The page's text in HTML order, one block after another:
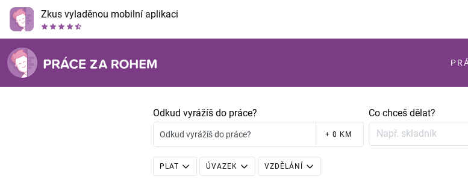
Zkus vyladěnou mobilní aplikaci
Odkud vyrážíš do práce?
Odkud vyrážíš do práce? + 0 KM
Co chceš dělat?
PLAT ÚVAZEK VZDĚLÁNÍ